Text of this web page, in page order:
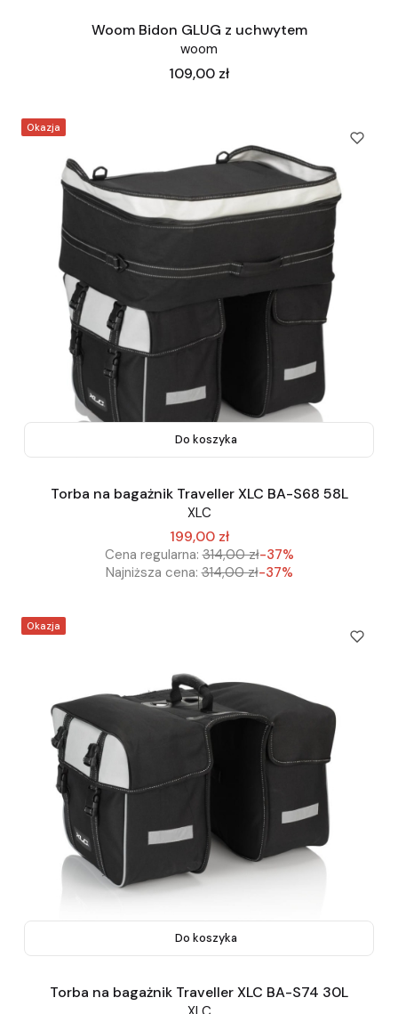
Woom Bidon GLUG z uchwytem
woom
Cena
109,00 zł
Okazja
Do koszyka
Torba na bagażnik Traveller XLC BA-S68 58L
XLC
199,00 zł
Cena regularna: 314,00 zł-37%
Najniższa cena: 314,00 zł-37%
Okazja
Do koszyka
Torba na bagażnik Traveller XLC BA-S74 30L